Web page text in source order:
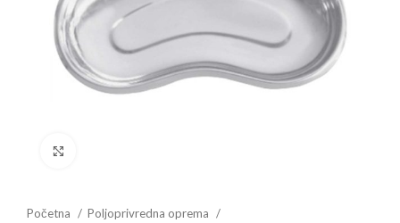
Početna
Poljoprivredna oprema